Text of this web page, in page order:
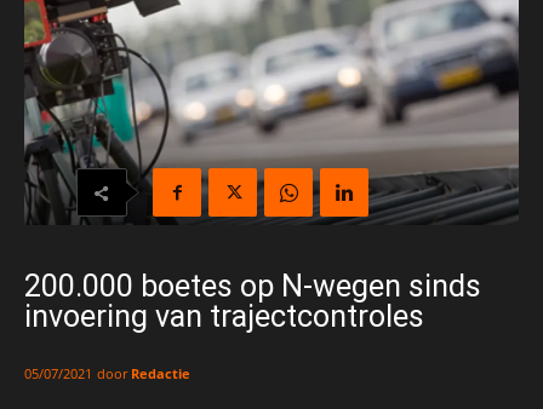
200.000 boetes op N-wegen sinds
invoering van trajectcontroles
05/07/2021 door Redactie